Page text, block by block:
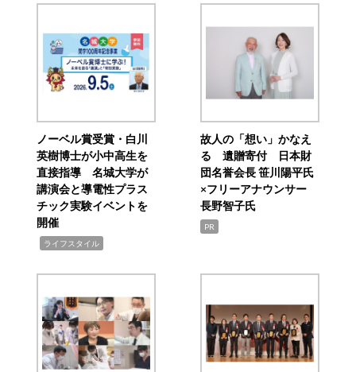
ノーベル賞受賞・白川
英樹博士が小中高生を
直接指導 名城大学が
講演会と導電性プラス
チック実験イベントを
開催
ライフスタイル
故人の「想い」かなえ
る 遺贈寄付 日本財
団名誉会長 笹川陽平氏
×フリーアナウンサー
長野智子氏
PR